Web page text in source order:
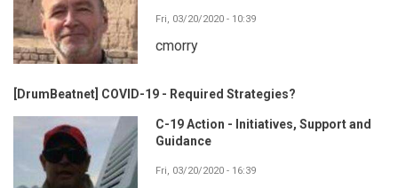
Fri, 03/20/2020 - 10:39
cmorry
[DrumBeatnet] COVID-19 - Required Strategies?
C-19 Action - Initiatives, Support and
Guidance
Fri, 03/20/2020 - 16:39